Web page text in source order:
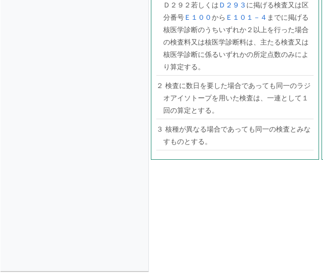
Ｄ２９２若しくは Ｄ２９３ に掲げる検査又は区
分番号Ｅ１００から Ｅ１０１－４ までに掲げる
核医学診断のうちいずれか２以上を行った場合
の検査料又は核医学診断料は、主たる検査又は
核医学診断に係るいずれかの所定点数のみによ
り算定する。
２ 検査に数日を要した場合であっても同一のラジ
オアイソトープを用いた検査は、一連として１
回の算定とする。
３ 核種が異なる場合であっても同一の検査とみな
すものとする。